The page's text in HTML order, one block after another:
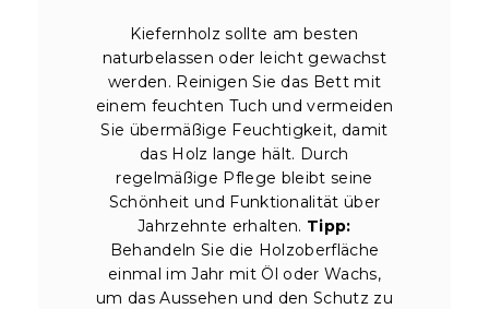
Kiefernholz sollte am besten
naturbelassen oder leicht gewachst
werden. Reinigen Sie das Bett mit
einem feuchten Tuch und vermeiden
Sie übermäßige Feuchtigkeit, damit
das Holz lange hält. Durch
regelmäßige Pflege bleibt seine
Schönheit und Funktionalität über
Jahrzehnte erhalten. Tipp:
Behandeln Sie die Holzoberfläche
einmal im Jahr mit Öl oder Wachs,
um das Aussehen und den Schutz zu